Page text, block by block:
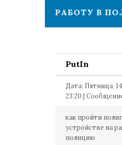
РАБОТУ В
PutIn
Дата: Пятница,
23:20 |
как пройти
устройстве на
полицию